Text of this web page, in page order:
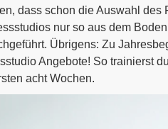
dass schon die Auswahl
nur so aus dem
Übrigens: Zu
Angebote! So trainierst
acht Wochen.